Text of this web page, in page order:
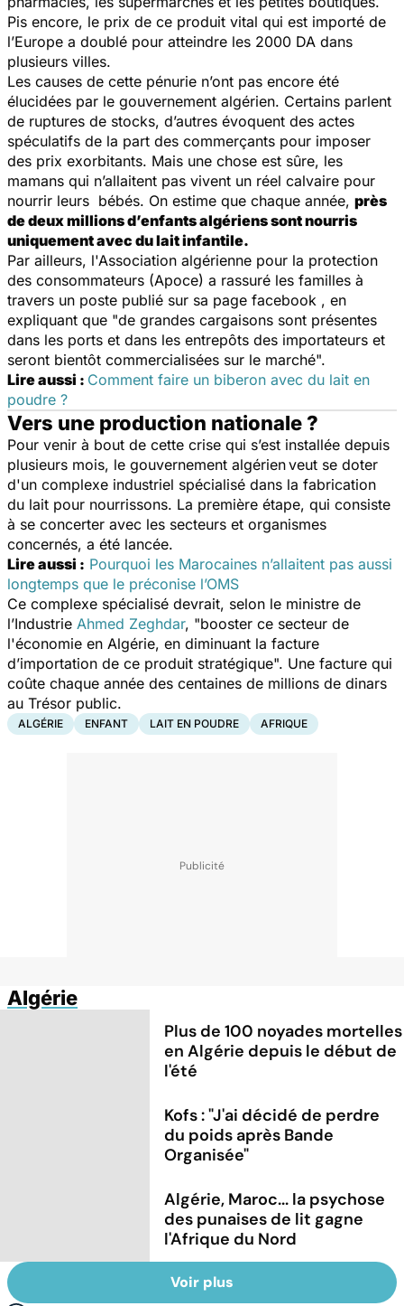
Pis encore, le prix de ce produit vital qui est importé de
l’Europe a doublé pour atteindre les 2000 DA dans
plusieurs villes.
Les causes de cette pénurie n’ont pas encore été
élucidées par le gouvernement algérien. Certains parlent
de ruptures de stocks, d’autres évoquent des actes
spéculatifs de la part des commerçants pour imposer
des prix exorbitants. Mais une chose est sûre, les
mamans qui n’allaitent pas vivent un réel calvaire pour
nourrir leurs bébés. On estime que chaque année, près
de deuxmillions d’enfants algériens sont nourris
uniquement avec du lait infantile.
Par ailleurs, l'Association algérienne pour la protection
des consommateurs (Apoce) a rassuré les familles à
travers un poste publié sur sa page facebook , en
expliquant que "de grandes cargaisons sont présentes
dans les ports et dans les entrepôts des importateurs et
seront bientôt commercialisées sur le marché".
Lire aussi : Comment faire un biberon avec du lait en
poudre ?
Vers une production nationale ?
Pour venir à bout de cette crise qui s’est installée depuis
plusieurs mois, le gouvernement algérienveut se doter
d'un complexe industriel spécialisé dans la fabrication
du lait pour nourrissons. La première étape, qui consiste
à se concerter avec les secteurs et organismes
concernés, a été lancée.
Lire aussi : Pourquoi les Marocaines n’allaitent pas aussi
longtemps que le préconise l’OMS
Ce complexe spécialisé devrait, selon le ministre de
l’Industrie Ahmed Zeghdar, "booster ce secteur de
l'économie en Algérie, en diminuant la facture
d’importation de ce produit stratégique". Une facture qui
coûte chaque année des centaines de millions de dinars
au Trésor public.
ALGÉRIE ENFANT LAIT EN POUDRE AFRIQUE
Algérie
Plus de 100 noyades mortelles
en Algérie depuis le début de
l'été
Kofs : "J'ai décidé de perdre
du poids après Bande
Organisée"
Algérie, Maroc... la psychose
des punaises de lit gagne
l'Afrique du Nord
Voir plus